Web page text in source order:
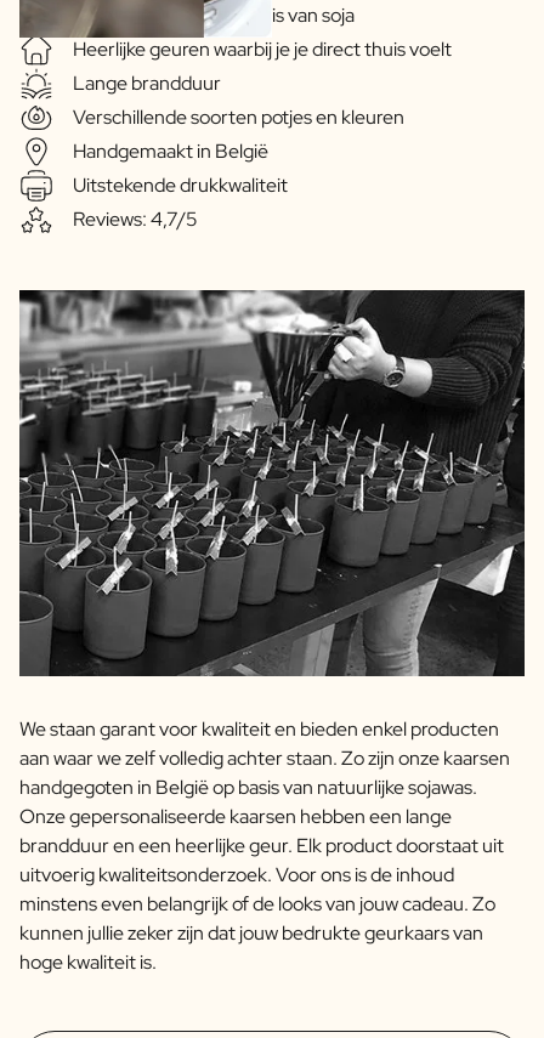
Plantaardige was op basis van soja
Heerlijke geuren waarbij je je direct thuis voelt
Lange brandduur
Verschillende soorten potjes en kleuren
Handgemaakt in België
Uitstekende drukkwaliteit
Reviews: 4,7/5
We staan garant voor kwaliteit en bieden enkel producten
aan waar we zelf volledig achter staan. Zo zijn onze kaarsen
handgegoten in België op basis van natuurlijke sojawas.
Onze gepersonaliseerde kaarsen hebben een lange
brandduur en een heerlijke geur. Elk product doorstaat uit
uitvoerig kwaliteitsonderzoek. Voor ons is de inhoud
minstens even belangrijk of de looks van jouw cadeau. Zo
kunnen jullie zeker zijn dat jouw bedrukte geurkaars van
hoge kwaliteit is.